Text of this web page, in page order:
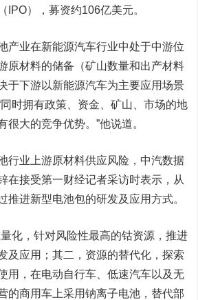
IPO），募资约106亿美元。
业在新能源汽车行业中处于中游位
原材料的储备（矿山数量和出产材料
于下游以新能源汽车为主要应用场景
时拥有政策、资金、矿山、市场的地
很大的竞争优势。”他说道。
业上游原材料供应风险，中汽数据
在接受第一财经记者采访时表示，从
推进新型电池包的研发及应用方式。
，针对风险性最高的钴资源，推进
及应用；其二，资源的替代化，探索
用，在电动自行车、低速汽车以及无
的商用车上采用钠离子电池，替代部